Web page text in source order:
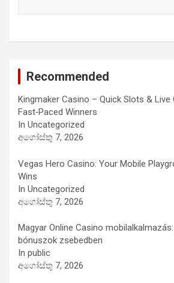
Recommended
Kingmaker Casino – Quick Slots &
Fast‑Paced Winners
In Uncategorized
අගෝස්තු 7, 2026
Vegas Hero Casino: Your Mobile
Wins
In Uncategorized
අගෝස්තු 7, 2026
Magyar Online Casino
bónuszok zsebedben
In public
අගෝස්තු 7, 2026